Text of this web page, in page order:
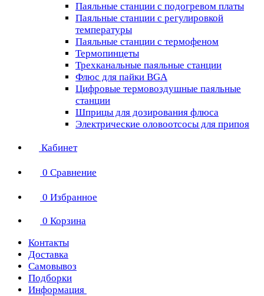
Паяльные станции с подогревом платы
Паяльные станции с регулировкой
температуры
Паяльные станции с термофеном
Термопинцеты
Трехканальные паяльные станции
Флюс для пайки BGA
Цифровые термовоздушные паяльные
станции
Шприцы для дозирования флюса
Электрические оловоотсосы для припоя
Кабинет
0 Сравнение
0 Избранное
0 Корзина
Контакты
Доставка
Самовывоз
Подборки
Информация